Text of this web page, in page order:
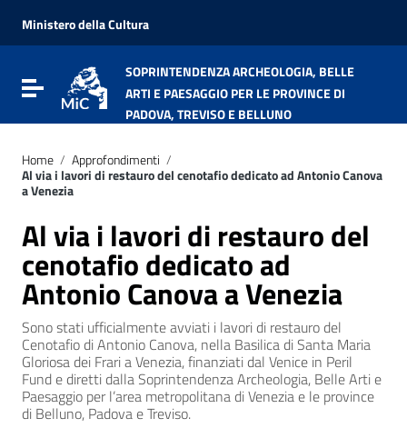
Vai al menu di navigazione
Vai al footer
Ministero della Cultura
Attiva / disattiva la navigazione
SOPRINTENDENZA ARCHEOLOGIA, BELLE
ARTI E PAESAGGIO PER LE PROVINCE DI
PADOVA, TREVISO E BELLUNO
Home / Approfondimenti /
Al via i lavori di restauro del cenotafio dedicato ad Antonio Canova
a Venezia
Al via i lavori di restauro del
cenotafio dedicato ad
Antonio Canova a Venezia
Sono stati ufficialmente avviati i lavori di restauro del
Cenotafio di Antonio Canova, nella Basilica di Santa Maria
Gloriosa dei Frari a Venezia, finanziati dal Venice in Peril
Fund e diretti dalla Soprintendenza Archeologia, Belle Arti e
Paesaggio per l’area metropolitana di Venezia e le province
di Belluno, Padova e Treviso.